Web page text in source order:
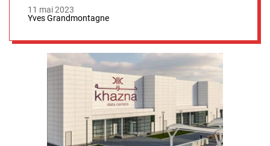
11 mai 2023
Yves Grandmontagne